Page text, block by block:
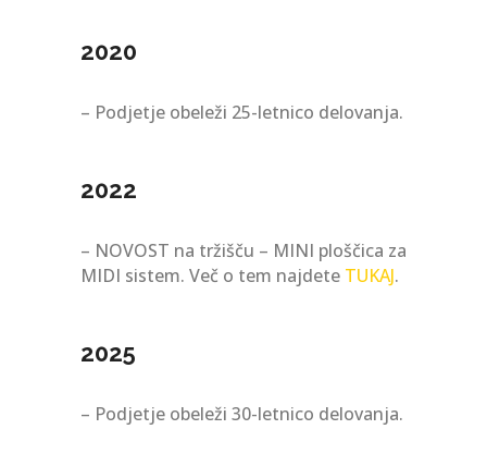
2020
– Podjetje obeleži 25-letnico delovanja.
2022
– NOVOST na tržišču – MINI ploščica za
MIDI sistem. Več o tem najdete TUKAJ.
2025
– Podjetje obeleži 30-letnico delovanja.